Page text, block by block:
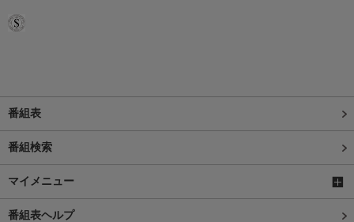
番組表
番組検索
マイメニュー
番組表ヘルプ